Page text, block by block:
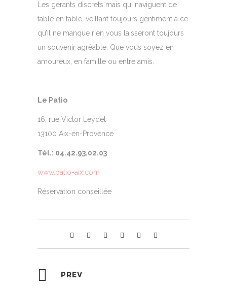
Les gérants discrets mais qui naviguent de
table en table, veillant toujours gentiment à ce
qu’il ne manque rien vous laisseront toujours
un souvenir agréable. Que vous soyez en
amoureux, en famille ou entre amis.
Le Patio
16, rue Victor Leydet
13100 Aix-en-Provence
Tél.: 04.42.93.02.03
www.patio-aix.com
Réservation conseillée
PREV